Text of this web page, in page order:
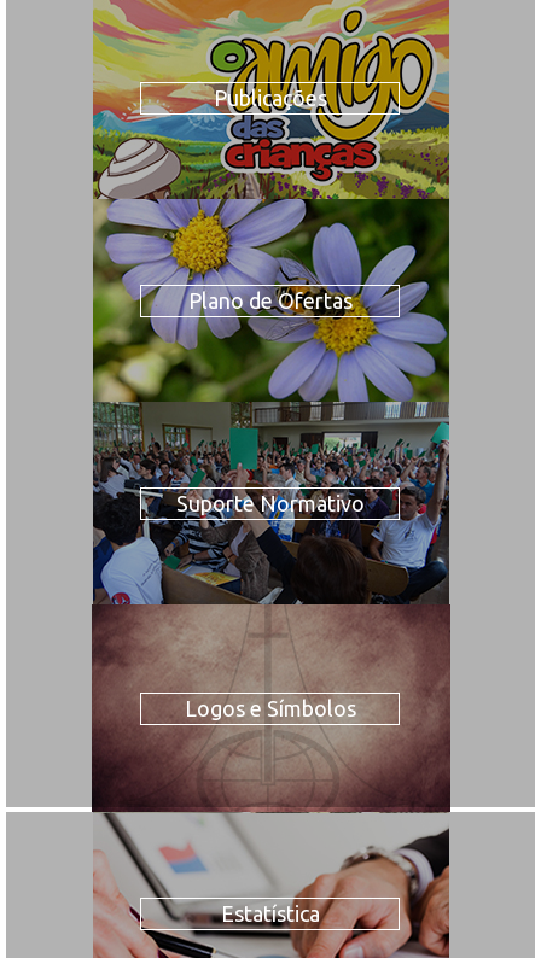
Publicações
Plano de Ofertas
Suporte Normativo
Logos e Símbolos
Estatística